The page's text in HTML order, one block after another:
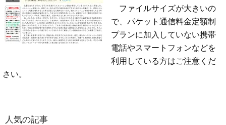
ファイルサイズが大きいの
で、パケット通信料金定額制
プランに加入していない携帯
電話やスマートフォンなどを
利用している方はご注意くだ
さい。
人気の記事